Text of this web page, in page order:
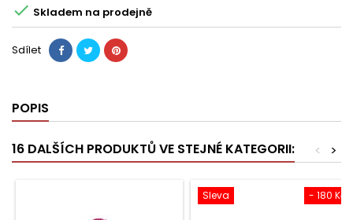
 Skladem na prodejně
Sdílet
POPIS
16 DALŠÍCH PRODUKTŮ VE STEJNÉ KATEGORII: >
<
- 180 Kč
Sleva